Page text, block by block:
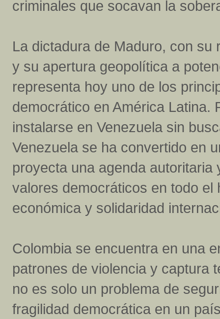
criminales que socavan la
La dictadura de Maduro, con
y su apertura geopolítica a
representa hoy uno de los
democrático en América Latina.
instalarse en Venezuela sin
Venezuela se ha convertido en
proyecta una agenda
valores democráticos en todo
económica y solidaridad
Colombia se encuentra en una
patrones de violencia y captura
no es solo un problema de
fragilidad democrática en un